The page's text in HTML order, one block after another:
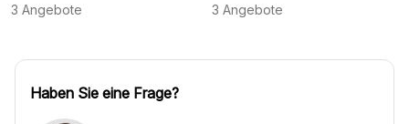
3 Angebote
3 Angebote
Haben Sie eine Frage?